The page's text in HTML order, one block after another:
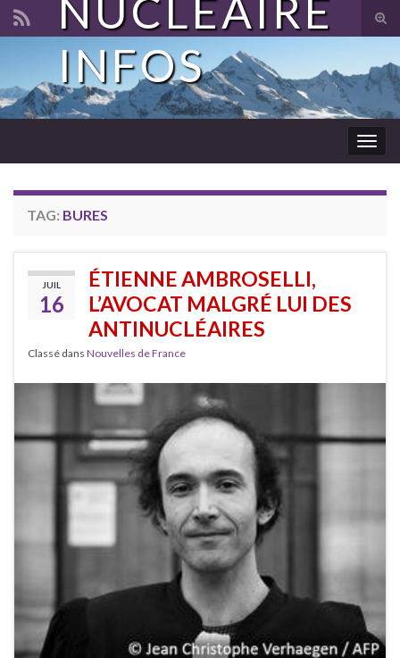
Search for:
NUCLÉAIRE
INFOS
TAG: BURES
JUIL
16
ÉTIENNE AMBROSELLI,
L’AVOCAT MALGRÉ LUI DES
ANTINUCLÉAIRES
Classé dans Nouvelles de France